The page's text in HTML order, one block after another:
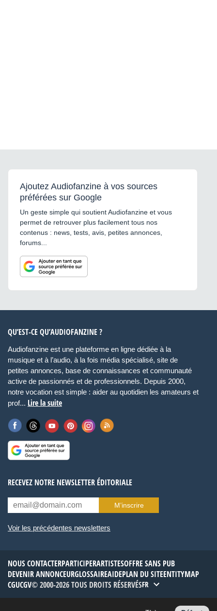
Ajoutez Audiofanzine à vos sources
préférées sur Google
Un geste simple qui soutient Audiofanzine et vous
permet de retrouver plus facilement tous nos
contenus : news, tests, avis, petites annonces,
forums...
QU’EST-CE QU’AUDIOFANZINE ?
Audiofanzine est une plateforme en ligne dédiée à la
musique et à l’audio, à la fois média spécialisé, site de
petites annonces, base de connaissances et communauté
active de passionnés et de professionnels. Depuis 2000,
notre vocation est simple : aider au quotidien les amateurs et
prof... Lire la suite
RECEVEZ NOTRE NEWSLETTER ÉDITORIALE
M’inscrire
Voir les précédentes newsletters
NOUS CONTACTERPARTICIPERARTISTESOFFRE SANS PUB
DEVENIR ANNONCEURGLOSSAIREAIDEPLAN DU SITEENTITYMAP
CGUCGV© 2000-2026 TOUS DROITS RÉSERVÉSFR